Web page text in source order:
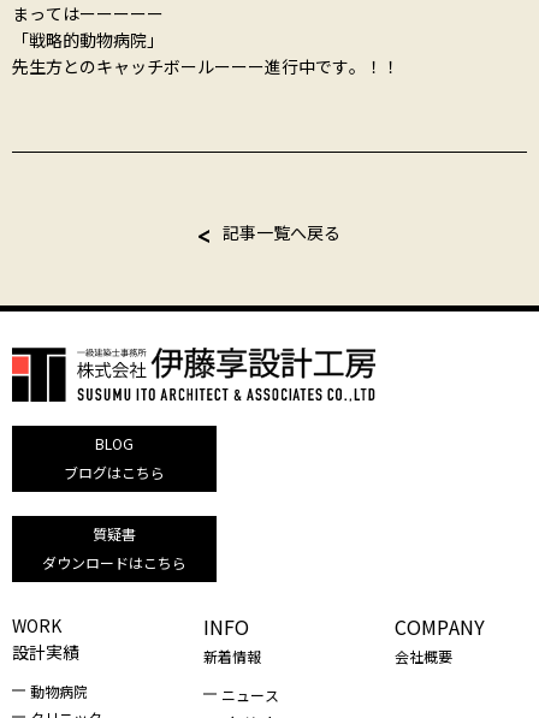
まってはーーーーー
「戦略的動物病院」
先生方とのキャッチボールーーー進行中です。！！
記事一覧へ戻る
BLOG
ブログはこちら
質疑書
ダウンロードはこちら
WORK
設計実績
動物病院
INFO
新着情報
ニュース
COMPANY
会社概要